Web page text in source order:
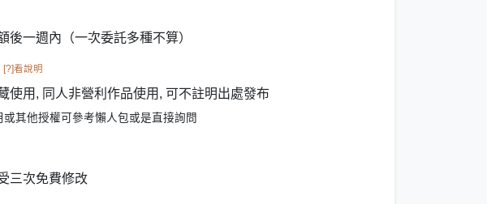
後一週內（一次委託多種不算）
[?]看說明
使用, 同人非營利作品使用, 可不註明出處發布
或其他授權可參考懶人包或是直接詢問
三次免費修改